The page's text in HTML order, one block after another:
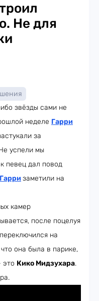
Не для
звёзды сами не
неделе Гарри
за
успели мы
певец дал повод
Гарри заметили на
камер
после поцелуя
на
она была в парике,
это Кико Мидзухара.